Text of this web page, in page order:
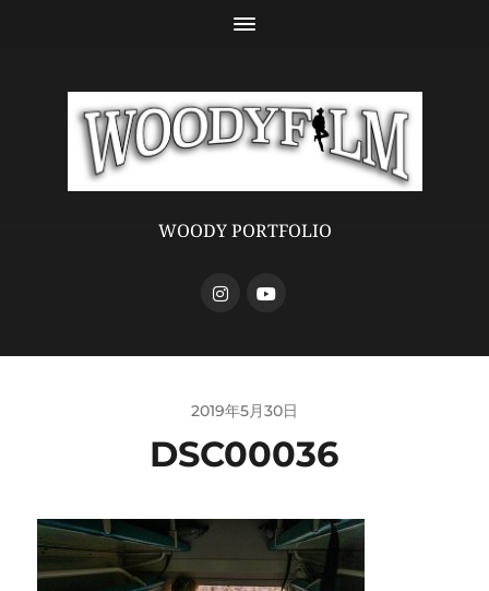
WOODY PORTFOLIO
2019年5月30日
DSC00036